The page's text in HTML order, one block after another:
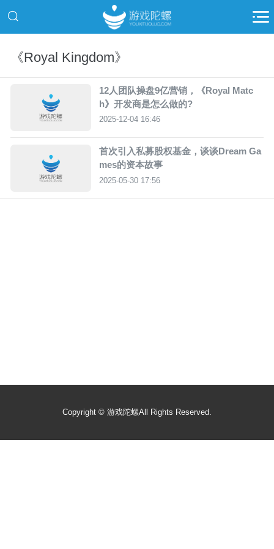
《Royal Kingdom》
12人团队操盘9亿营销，《Royal Matc
h》开发商是怎么做的?
2025-12-04 16:46
首次引入私募股权基金，谈谈Dream Ga
mes的资本故事
2025-05-30 17:56
Copyright © 游戏陀螺All Rights Reserved.